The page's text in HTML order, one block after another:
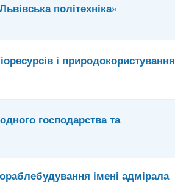
політехніка»
і природокористування
господарства та
імені адмірала